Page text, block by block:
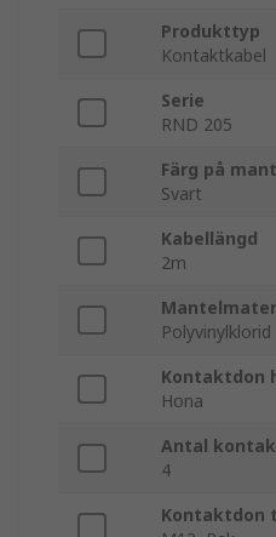
Produkttyp
Kontaktkabel
Serie
RND 205
Färg på
Svart
Kabellängd
2m
Polyvinylklorid
Kontaktdon
Hona
Antal
4
Kontaktdon